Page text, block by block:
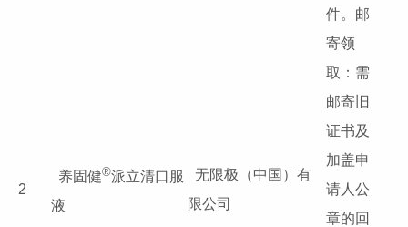
2
养固健®派立清口服
液
无限极（中国）有
限公司
件。邮
寄领
取：需
邮寄旧
证书及
加盖申
请人公
章的回